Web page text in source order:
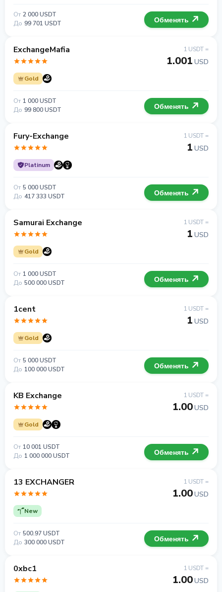
От 2 000 USDT
До 99 701 USDT Обменять
ExchangeMafia
Gold
1 USDT =
1.001 USD
От 1 000 USDT
До 99 800 USDT Обменять
Fury-Exchange
Platinum
1 USDT =
1 USD
От 5 000 USDT
До 417 333 USDT Обменять
Samurai Exchange
Gold
1 USDT =
1 USD
От 1 000 USDT
До 500 000 USDT Обменять
1cent
Gold
1 USDT =
1 USD
От 5 000 USDT
До 100 000 USDT Обменять
KB Exchange
Gold
1 USDT =
1.00USD
От 10 001 USDT
До 1 000 000 USDT Обменять
13 EXCHANGER
New
1 USDT =
1.00USD
От 500.97 USDT
До 300 000 USDT Обменять
0xbc1 1 USDT =
1.00USD